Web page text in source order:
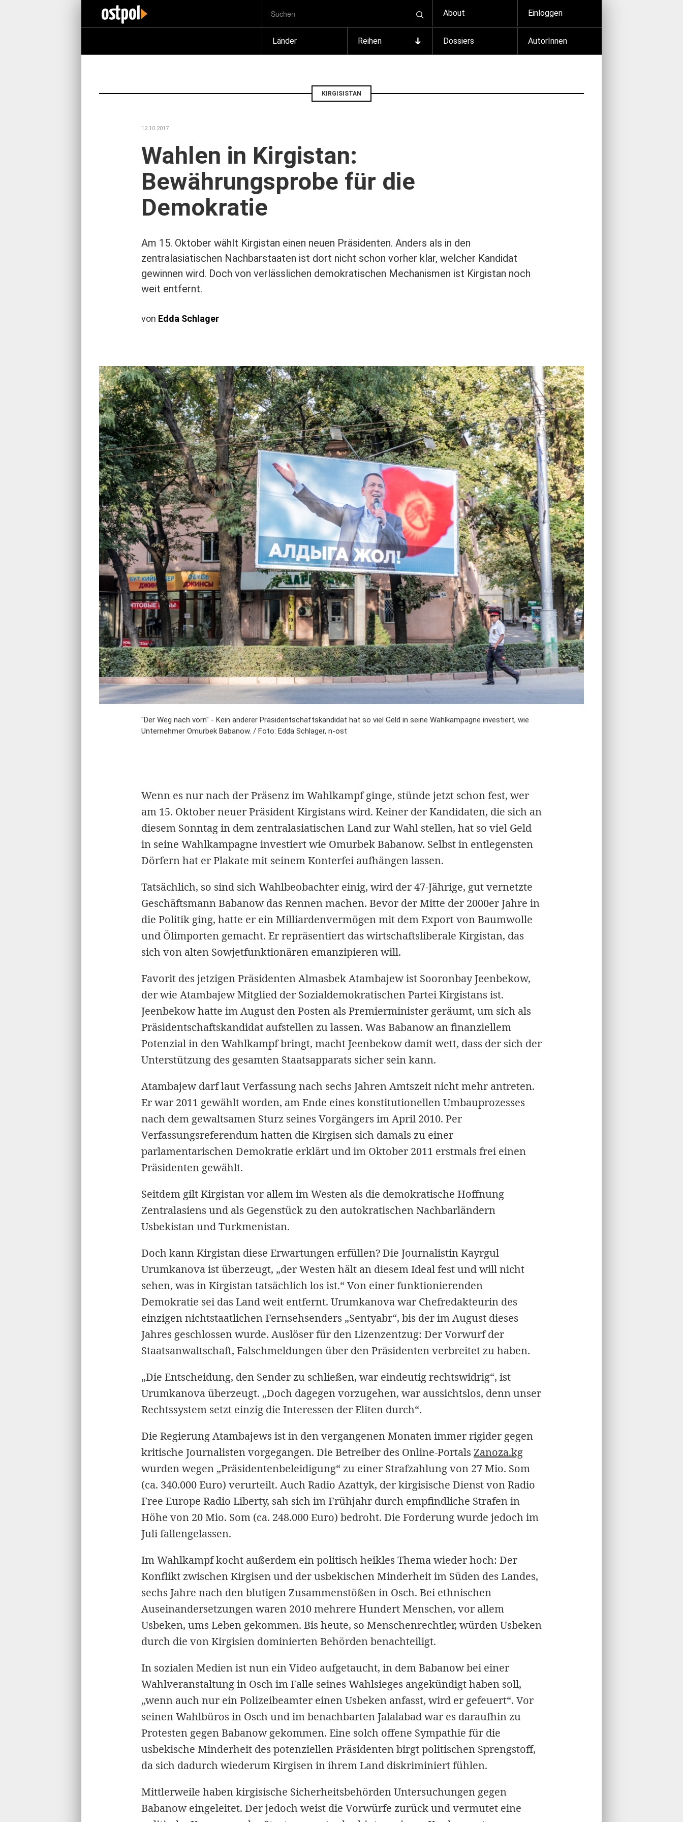
springen
Suchen About Einloggen
Länder Reihen Dossiers AutorInnen
KIRGISISTAN
12.10.2017
Wahlen in Kirgistan:
Bewährungsprobe für die
Demokratie
Am 15. Oktober wählt Kirgistan einen neuen Präsidenten. Anders als in den
zentralasiatischen Nachbarstaaten ist dort nicht schon vorher klar, welcher Kandidat
gewinnen wird. Doch von verlässlichen demokratischen Mechanismen ist Kirgistan noch
weit entfernt.
von Edda Schlager
"Der Weg nach vorn" - Kein anderer Präsidentschaftskandidat hat so viel Geld in seine Wahlkampagne investiert, wie
Unternehmer Omurbek Babanow. / Foto: Edda Schlager, n-ost
Wenn es nur nach der Präsenz im Wahlkampf ginge, stünde jetzt schon fest, wer
am 15. Oktober neuer Präsident Kirgistans wird. Keiner der Kandidaten, die sich an
diesem Sonntag in dem zentralasiatischen Land zur Wahl stellen, hat so viel Geld
in seine Wahlkampagne investiert wie Omurbek Babanow. Selbst in entlegensten
Dörfern hat er Plakate mit seinem Konterfei aufhängen lassen.
Tatsächlich, so sind sich Wahlbeobachter einig, wird der 47-Jährige, gut vernetzte
Geschäftsmann Babanow das Rennen machen. Bevor der Mitte der 2000er Jahre in
die Politik ging, hatte er ein Milliardenvermögen mit dem Export von Baumwolle
und Ölimporten gemacht. Er repräsentiert das wirtschaftsliberale Kirgistan, das
sich von alten Sowjetfunktionären emanzipieren will.
Favorit des jetzigen Präsidenten Almasbek Atambajew ist Sooronbay Jeenbekow,
der wie Atambajew Mitglied der Sozialdemokratischen Partei Kirgistans ist.
Jeenbekow hatte im August den Posten als Premierminister geräumt, um sich als
Präsidentschaftskandidat aufstellen zu lassen. Was Babanow an finanziellem
Potenzial in den Wahlkampf bringt, macht Jeenbekow damit wett, dass der sich der
Unterstützung des gesamten Staatsapparats sicher sein kann.
Atambajew darf laut Verfassung nach sechs Jahren Amtszeit nicht mehr antreten.
Er war 2011 gewählt worden, am Ende eines konstitutionellen Umbauprozesses
nach dem gewaltsamen Sturz seines Vorgängers im April 2010. Per
Verfassungsreferendum hatten die Kirgisen sich damals zu einer
parlamentarischen Demokratie erklärt und im Oktober 2011 erstmals frei einen
Präsidenten gewählt.
Seitdem gilt Kirgistan vor allem im Westen als die demokratische Hoffnung
Zentralasiens und als Gegenstück zu den autokratischen Nachbarländern
Usbekistan und Turkmenistan.
Doch kann Kirgistan diese Erwartungen erfüllen? Die Journalistin Kayrgul
Urumkanova ist überzeugt, „der Westen hält an diesem Ideal fest und will nicht
sehen, was in Kirgistan tatsächlich los ist.“ Von einer funktionierenden
Demokratie sei das Land weit entfernt. Urumkanova war Chefredakteurin des
einzigen nichtstaatlichen Fernsehsenders „Sentyabr“, bis der im August dieses
Jahres geschlossen wurde. Auslöser für den Lizenzentzug: Der Vorwurf der
Staatsanwaltschaft, Falschmeldungen über den Präsidenten verbreitet zu haben.
„Die Entscheidung, den Sender zu schließen, war eindeutig rechtswidrig“, ist
Urumkanova überzeugt. „Doch dagegen vorzugehen, war aussichtslos, denn unser
Rechtssystem setzt einzig die Interessen der Eliten durch“.
Die Regierung Atambajews ist in den vergangenen Monaten immer rigider gegen
kritische Journalisten vorgegangen. Die Betreiber des Online-Portals Zanoza.kg
wurden wegen „Präsidentenbeleidigung“ zu einer Strafzahlung von 27 Mio. Som
(ca. 340.000 Euro) verurteilt. Auch Radio Azattyk, der kirgisische Dienst von Radio
Free Europe Radio Liberty, sah sich im Frühjahr durch empfindliche Strafen in
Höhe von 20 Mio. Som (ca. 248.000 Euro) bedroht. Die Forderung wurde jedoch im
Juli fallengelassen.
Im Wahlkampf kocht außerdem ein politisch heikles Thema wieder hoch: Der
Konflikt zwischen Kirgisen und der usbekischen Minderheit im Süden des Landes,
sechs Jahre nach den blutigen Zusammenstößen in Osch. Bei ethnischen
Auseinandersetzungen waren 2010 mehrere Hundert Menschen, vor allem
Usbeken, ums Leben gekommen. Bis heute, so Menschenrechtler, würden Usbeken
durch die von Kirgisien dominierten Behörden benachteiligt.
In sozialen Medien ist nun ein Video aufgetaucht, in dem Babanow bei einer
Wahlveranstaltung in Osch im Falle seines Wahlsieges angekündigt haben soll,
„wenn auch nur ein Polizeibeamter einen Usbeken anfasst, wird er gefeuert“. Vor
seinen Wahlbüros in Osch und im benachbarten Jalalabad war es daraufhin zu
Protesten gegen Babanow gekommen. Eine solch offene Sympathie für die
usbekische Minderheit des potenziellen Präsidenten birgt politischen Sprengstoff,
da sich dadurch wiederum Kirgisen in ihrem Land diskriminiert fühlen.
Mittlerweile haben kirgisische Sicherheitsbehörden Untersuchungen gegen
Babanow eingeleitet. Der jedoch weist die Vorwürfe zurück und vermutet eine